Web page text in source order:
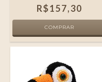
R$157,30